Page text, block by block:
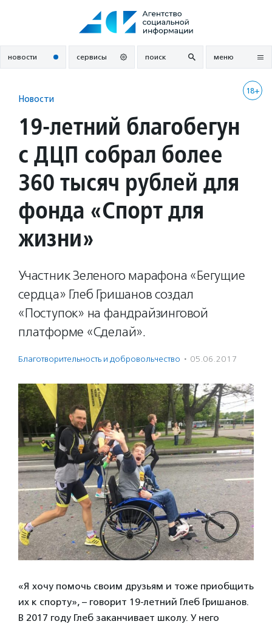
новости сервисы поиск меню
18+
Новости
19-летний благобегун
с ДЦП собрал более
360 тысяч рублей для
фонда «Спорт для
жизни»
Участник Зеленого марафона «Бегущие
сердца» Глеб Гришанов создал
«Поступок» на фандрайзинговой
платформе «Сделай».
Благотвори­тель­ность и доброволь­чест­во · 05.06.2017
«Я хочу помочь своим друзьям и тоже приобщить
их к спорту», – говорит 19-летний Глеб Гришанов.
В 2017 году Глеб заканчивает школу. У него